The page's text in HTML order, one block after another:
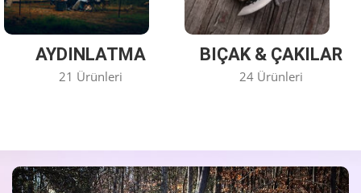
AYDINLATMA
21 Ürünleri
BIÇAK & ÇAKILAR
24 Ürünleri